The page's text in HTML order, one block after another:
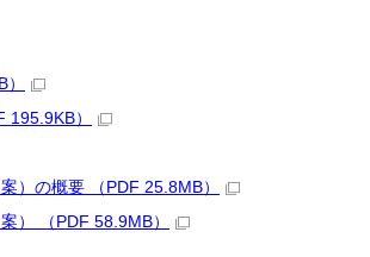
）
）の概要 （PDF 25.8MB）
） （PDF 58.9MB）